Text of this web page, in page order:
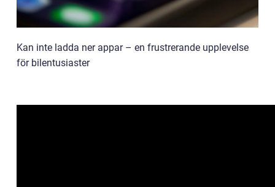
Kan inte ladda ner appar – en frustrerande upplevelse
för bilentusiaster